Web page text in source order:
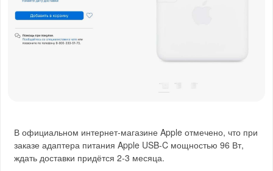
В официальном интернет-магазине Apple отмечено, что при
заказе адаптера питания Apple USB-C мощностью 96 Вт,
ждать доставки придётся 2-3 месяца.